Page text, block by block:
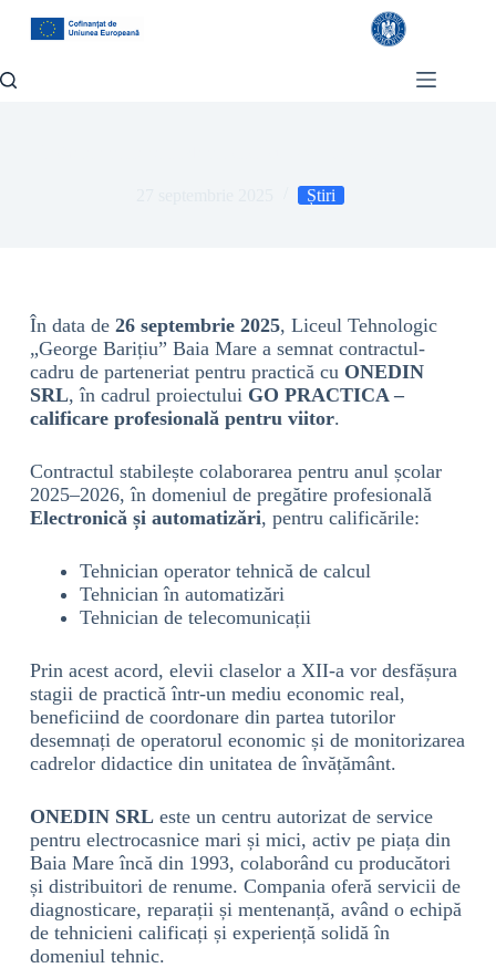
Știri
În data de 26 septembrie 2025, Liceul Tehnologic
„George Barițiu” Baia Mare a semnat contractul-
cadru de parteneriat pentru practică cu ONEDIN
SRL, în cadrul proiectului GO PRACTICA –
calificare profesională pentru viitor.
Contractul stabilește colaborarea pentru anul școlar
2025–2026, în domeniul de pregătire profesională
Electronică și automatizări, pentru calificările:
Tehnician operator tehnică de calcul
Tehnician în automatizări
Tehnician de telecomunicații
Prin acest acord, elevii claselor a XII-a vor desfășura
stagii de practică într-un mediu economic real,
beneficiind de coordonare din partea tutorilor
desemnați de operatorul economic și de monitorizarea
cadrelor didactice din unitatea de învățământ.
ONEDIN SRLeste un centru autorizat de service
pentru electrocasnice mari și mici, activ pe piața din
Baia Mare încă din 1993, colaborând cu producători
și distribuitori de renume. Compania oferă servicii de
diagnosticare, reparații și mentenanță, având o echipă
de tehnicieni calificați și experiență solidă în
domeniul tehnic.